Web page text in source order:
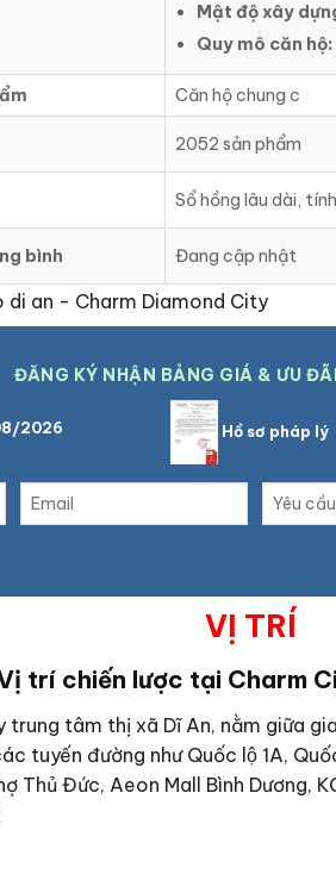
Mật độ xây
Quy mô căn hộ:
Căn hộ chung c
2052 sản phẩm
Sổ hồng lâu dài,
bình Đang cập nhật
ĐĂNG KÝ NHẬN BẢNG GIÁ & ƯU
2026 Hồ sơ pháp lý
VỊ TRÍ
trí chiến lược tại Charm
trung tâm thị xã Dĩ An, nằm giữa
tuyến đường như Quốc lộ 1A,
Thủ Đức, Aeon Mall Bình Dương,